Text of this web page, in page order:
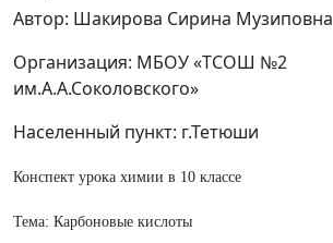
Автор: Шакирова Сирина Музиповна
Организация: МБОУ «ТСОШ №2
им.А.А.Соколовского»
Населенный пункт: г.Тетюши
Конспект урока химии в 10 классе
Тема: Карбоновые кислоты